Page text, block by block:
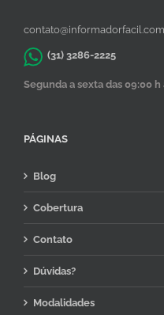
(31) 3286-2225
Segunda a sexta das 09:00 h
PÁGINAS
Blog
Cobertura
Contato
Dúvidas?
Modalidades